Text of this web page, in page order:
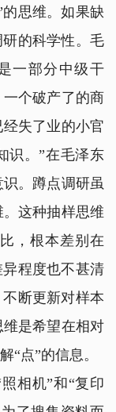
思维。如果缺
的科学性。毛
一部分中级干
个破产了的商
失了业的小官
识。”在毛泽东
。蹲点调研虽
这种抽样思维
，根本差别在
程度也不甚清
断更新对样本
是希望在相对
“点”的信息。
相机”和“复印